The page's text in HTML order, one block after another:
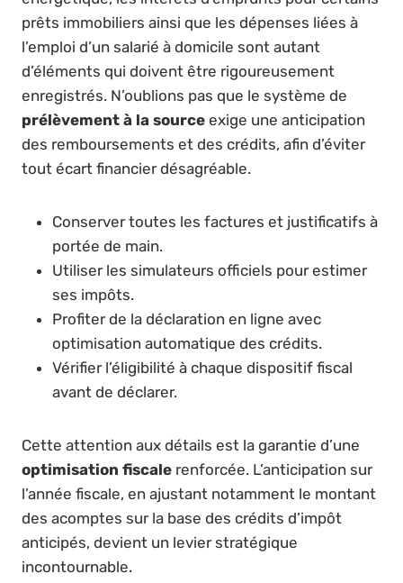
prêts immobiliers ainsi que les dépenses liées à
l’emploi d’un salarié à domicile sont autant
d’éléments qui doivent être rigoureusement
enregistrés. N’oublions pas que le système de
prélèvement à la source exige une anticipation
des remboursements et des crédits, afin d’éviter
tout écart financier désagréable.
Conserver toutes les factures et justificatifs à
portée de main.
Utiliser les simulateurs officiels pour estimer
ses impôts.
Profiter de la déclaration en ligne avec
optimisation automatique des crédits.
Vérifier l’éligibilité à chaque dispositif fiscal
avant de déclarer.
Cette attention aux détails est la garantie d’une
optimisation fiscale renforcée. L’anticipation sur
l’année fiscale, en ajustant notamment le montant
des acomptes sur la base des crédits d’impôt
anticipés, devient un levier stratégique
incontournable.